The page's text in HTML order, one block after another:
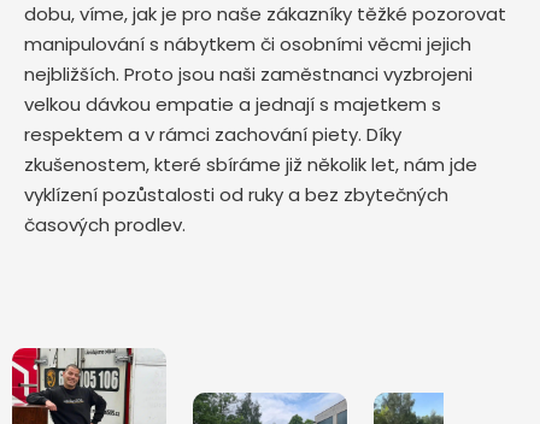
dobu, víme, jak je pro naše zákazníky těžké pozorovat
manipulování s nábytkem či osobními věcmi jejich
nejbližších. Proto jsou naši zaměstnanci vyzbrojeni
velkou dávkou empatie a jednají s majetkem s
respektem a v rámci zachování piety. Díky
zkušenostem, které sbíráme již několik let, nám jde
vyklízení pozůstalosti od ruky a bez zbytečných
časových prodlev.